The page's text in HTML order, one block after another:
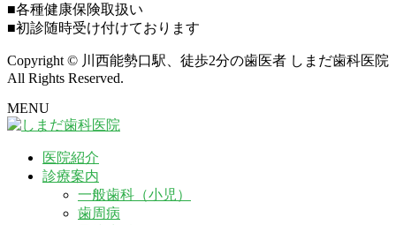
■各種健康保険取扱い
■初診随時受け付けております
Copyright © 川西能勢口駅、徒歩2分の歯医者 しまだ歯科医院
All Rights Reserved.
MENU
医院紹介
診療案内
一般歯科（小児）
歯周病